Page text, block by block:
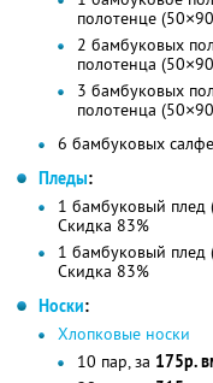
полотенце
2 бамбуковых
полотенца
3 бамбуковых
полотенца
6 бамбуковых
Пледы:
1 бамбуковый плед
Скидка 83%
1 бамбуковый плед
Скидка 83%
Носки:
Хлопковые носки
10 пар, за 175р.